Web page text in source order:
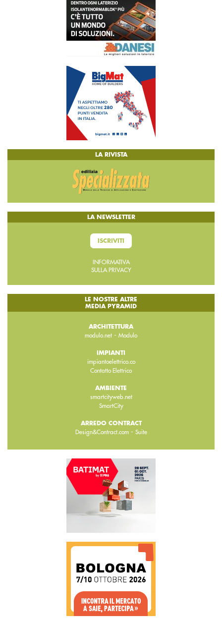
LA RIVISTA
LA NEWSLETTER
ISCRIVITI
INFORMATIVA
SULLA PRIVACY
LE NOSTRE ALTRE
MEDIA PYRAMID
ARCHITETTURA
modulo.net - Modulo
IMPIANTI
impiantoelettrico.co
Contatto Elettrico
AMBIENTE
smartcityweb.net
SmartCity
ARREDO CONTRACT
Design&Contract.com- Suite